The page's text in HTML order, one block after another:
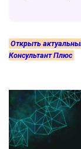
Открыть
Консультант Плюс